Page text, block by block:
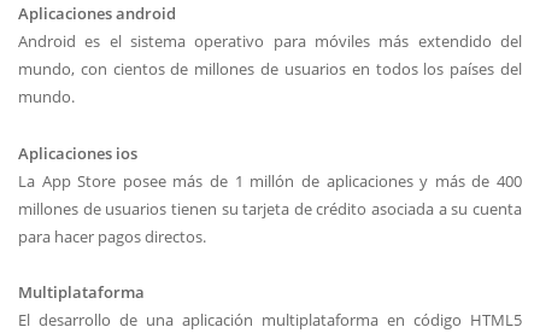
Aplicaciones android
Android es el sistema operativo para móviles más extendido del
mundo, con cientos de millones de usuarios en todos los países del
mundo.
Aplicaciones ios
La App Store posee más de 1 millón de aplicaciones y más de 400
millones de usuarios tienen su tarjeta de crédito asociada a su cuenta
para hacer pagos directos.
Multiplataforma
El desarrollo de una aplicación multiplataforma en código HTML5